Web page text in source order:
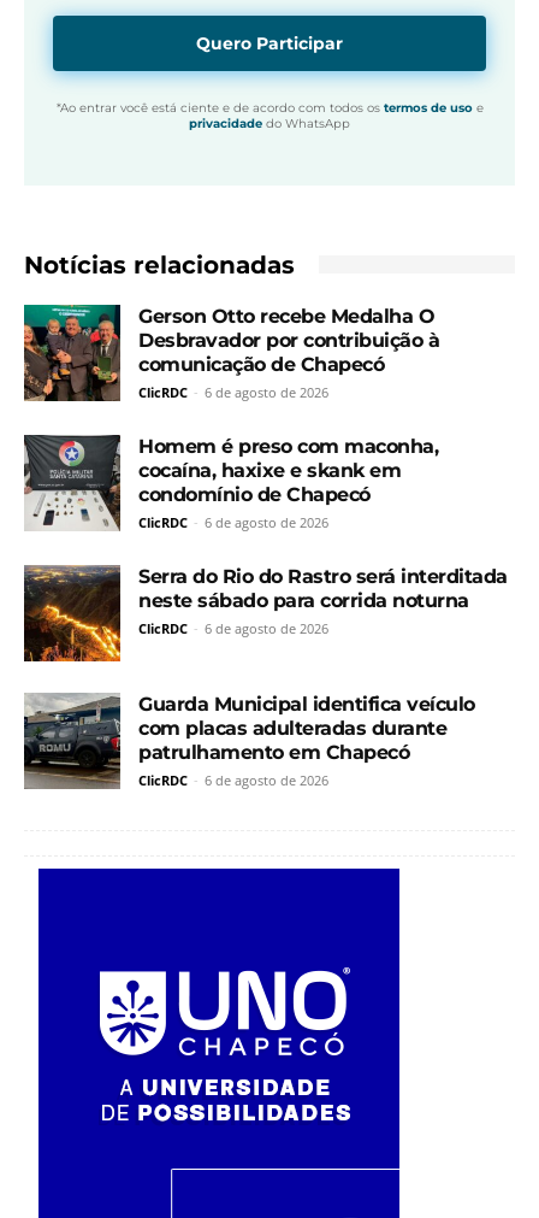
Quero Participar
*Ao entrar você está ciente e de acordo com todos os termos de usoe
privacidade do WhatsApp
Notícias relacionadas
Gerson Otto recebe Medalha O
Desbravador por contribuição à
comunicação de Chapecó
ClicRDC - 6 de agosto de 2026
Homem é preso com maconha,
cocaína, haxixe e skank em
condomínio de Chapecó
ClicRDC - 6 de agosto de 2026
Serra do Rio do Rastro será interditada
neste sábado para corrida noturna
ClicRDC - 6 de agosto de 2026
Guarda Municipal identifica veículo
com placas adulteradas durante
patrulhamento em Chapecó
ClicRDC - 6 de agosto de 2026